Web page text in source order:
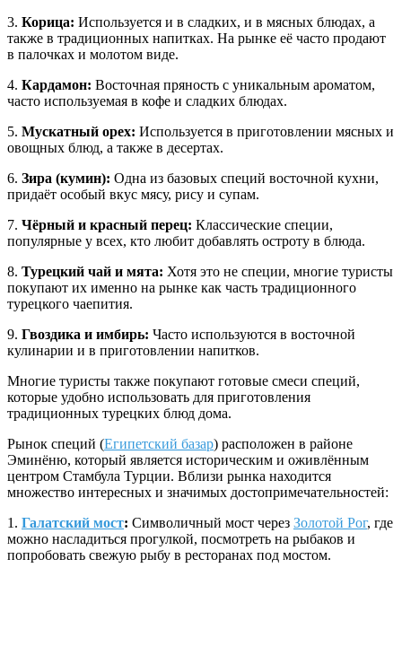
3. Корица: Используется и в сладких, и в мясных блюдах, а
также в традиционных напитках. На рынке её часто продают
в палочках и молотом виде.
4. Кардамон: Восточная пряность с уникальным ароматом,
часто используемая в кофе и сладких блюдах.
5. Мускатный орех: Используется в приготовлении мясных и
овощных блюд, а также в десертах.
6. Зира (кумин): Одна из базовых специй восточной кухни,
придаёт особый вкус мясу, рису и супам.
7. Чёрный и красный перец: Классические специи,
популярные у всех, кто любит добавлять остроту в блюда.
8. Турецкий чай и мята: Хотя это не специи, многие туристы
покупают их именно на рынке как часть традиционного
турецкого чаепития.
9. Гвоздика и имбирь: Часто используются в восточной
кулинарии и в приготовлении напитков.
Многие туристы также покупают готовые смеси специй,
которые удобно использовать для приготовления
традиционных турецких блюд дома.
Рынок специй (Египетский базар) расположен в районе
Эминёню, который является историческим и оживлённым
центром Стамбула Турции. Вблизи рынка находится
множество интересных и значимых достопримечательностей:
1. Галатский мост: Символичный мост через Золотой Рог, где
можно насладиться прогулкой, посмотреть на рыбаков и
попробовать свежую рыбу в ресторанах под мостом.